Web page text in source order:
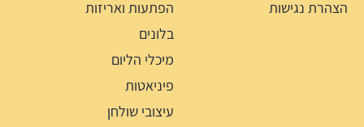
הצהרת נגישות
הפתעות ואריזות
בלונים
מיכלי הליום
פיניאטות
עיצובי שולחן